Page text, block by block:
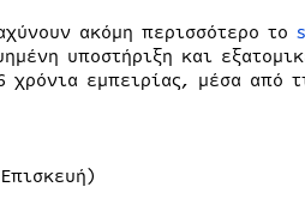
ακόμη περισσότερο το
υποστήριξη και
εμπειρίας, μέσα από